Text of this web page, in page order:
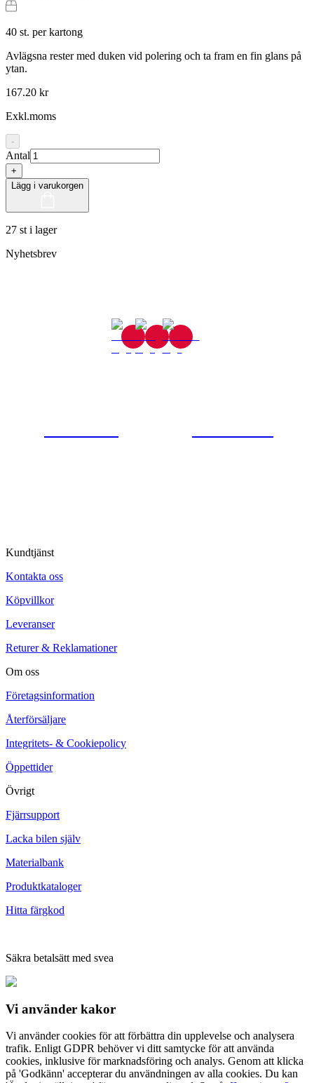
40 st. per kartong
Avlägsna rester med duken vid polering och ta fram en fin glans på
ytan.
167.20 kr
Exkl.moms
-
Antal
+
Lägg i varukorgen
27 st i lager
Nyhetsbrev
Kundtjänst
Kontakta oss
Köpvillkor
Leveranser
Returer & Reklamationer
Om oss
Företagsinformation
Återförsäljare
Integritets- & Cookiepolicy
Öppettider
Övrigt
Fjärrsupport
Lacka bilen själv
Materialbank
Produktkataloger
Hitta färgkod
Säkra betalsätt med svea
Vi använder kakor
Vi använder cookies för att förbättra din upplevelse och analysera
trafik. Enligt GDPR behöver vi ditt samtycke för att använda
cookies, inklusive för marknadsföring och analys. Genom att klicka
på 'Godkänn' accepterar du användningen av alla cookies. Du kan